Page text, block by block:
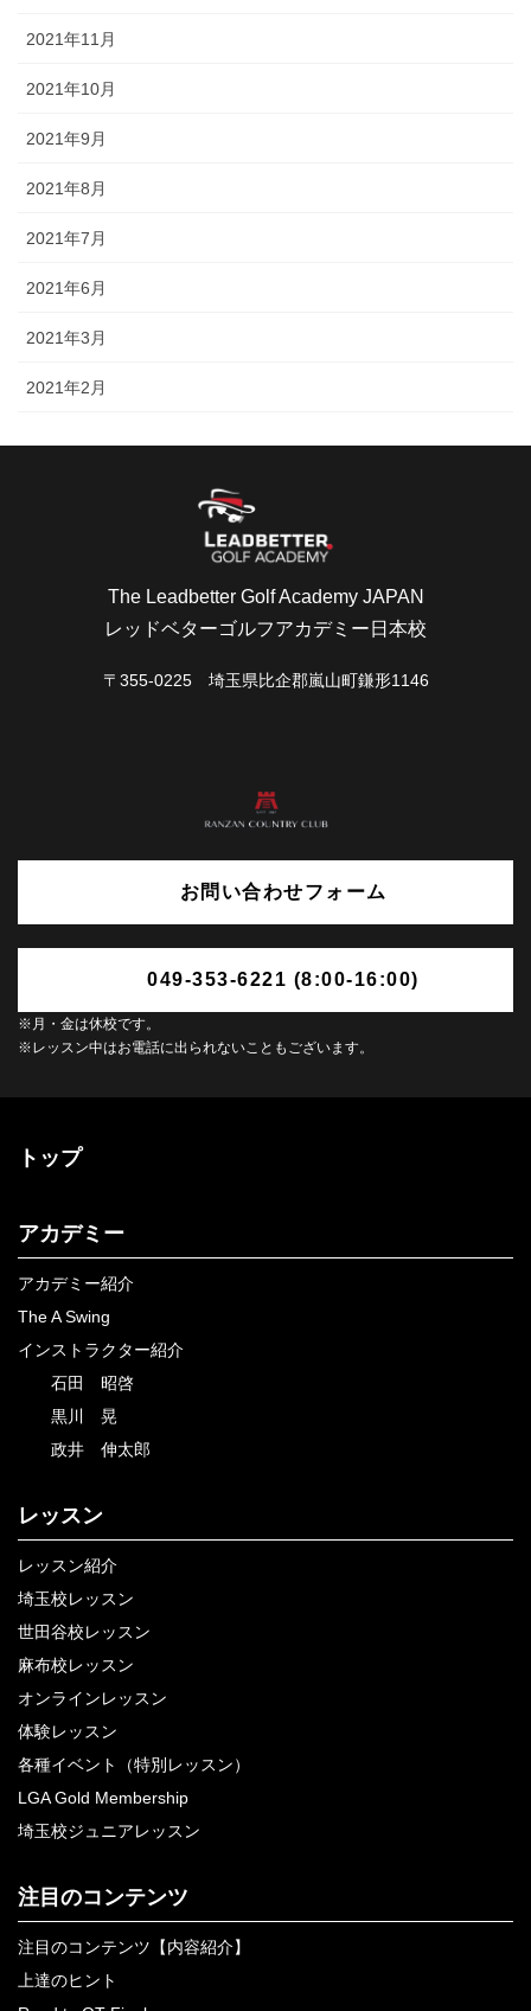
2021年11月
2021年10月
2021年9月
2021年8月
2021年7月
2021年6月
2021年3月
2021年2月
The Leadbetter Golf Academy JAPAN
レッドベターゴルフアカデミー日本校
〒355-0225 埼玉県比企郡嵐山町鎌形1146
お問い合わせフォーム
049-353-6221 (8:00-16:00)
※月・金は休校です。
※レッスン中はお電話に出られないこともございます。
トップ
アカデミー
アカデミー紹介
The A Swing
インストラクター紹介
石田 昭啓
黒川 晃
政井 伸太郎
レッスン
レッスン紹介
埼玉校レッスン
世田谷校レッスン
麻布校レッスン
オンラインレッスン
体験レッスン
各種イベント（特別レッスン）
LGA Gold Membership
埼玉校ジュニアレッスン
注目のコンテンツ
注目のコンテンツ【内容紹介】
上達のヒント